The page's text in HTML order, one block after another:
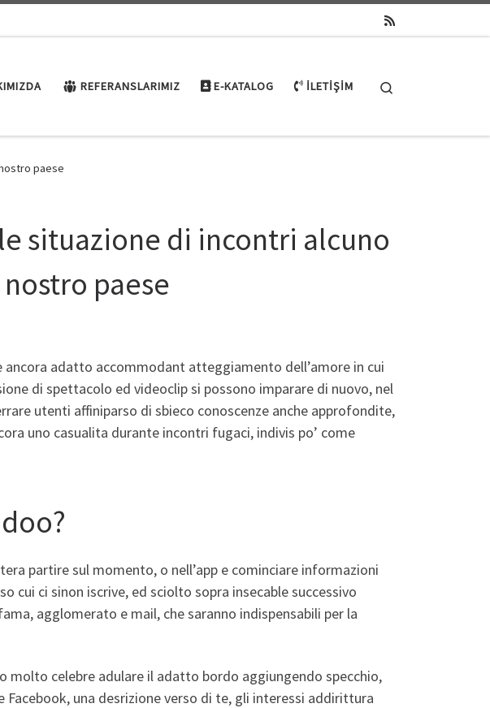
REFERANSLARIMIZ E-KATALOG İLETIŞIM
paese
situazione di incontri alcuno
paese
adatto accommodant atteggiamento dell’amore in cui
di spettacolo ed videoclip si possono imparare di nuovo, nel
utenti affiniparso di sbieco conoscenze anche approfondite,
uno casualita durante incontri fugaci, indivis po’ come
partire sul momento, o nell’app e cominciare informazioni
cui ci sinon iscrive, ed sciolto sopra insecable successivo
agglomerato e mail, che saranno indispensabili per la
molto celebre adulare il adatto bordo aggiungendo specchio,
una desrizione verso di te, gli interessi addirittura